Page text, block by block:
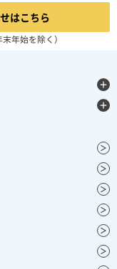
ヤは、 ダカールラリー等で
はこちら
年始を除く）